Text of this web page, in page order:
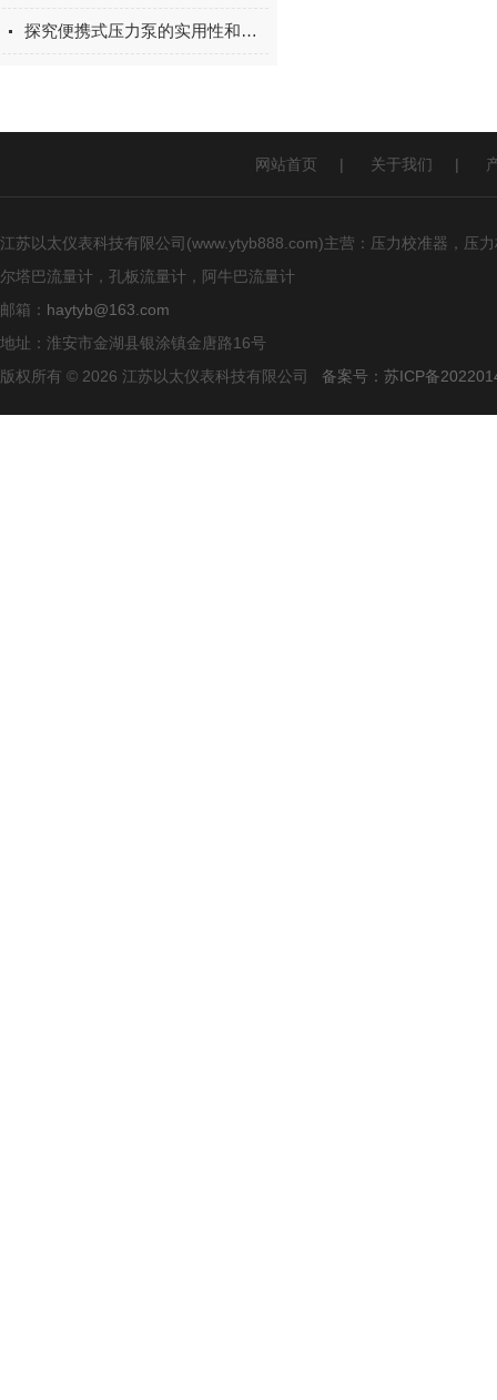
探究便携式压力泵的实用性和优势
网站首页 | 关于我们 |
江苏以太仪表科技有限公司(www.ytyb888.com)主营：压力校准器，压
尔塔巴流量计，孔板流量计，阿牛巴流量计
邮箱： haytyb@163.com
地址：淮安市金湖县银涂镇金唐路16号
版权所有 © 2026 江苏以太仪表科技有限公司 备案号：苏ICP备